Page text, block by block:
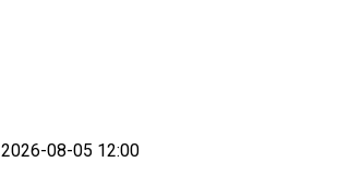
2026-08-05 12:00